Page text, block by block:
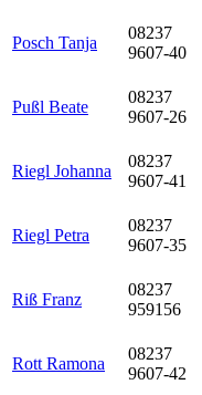
Posch Tanja
08237
9607-40
Pußl Beate
08237
9607-26
Riegl Johanna
08237
9607-41
Riegl Petra
08237
9607-35
Riß Franz
08237
959156
Rott Ramona
08237
9607-42